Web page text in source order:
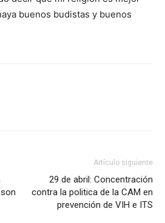
buenos budistas y buenos
Artículo siguiente
29 de abril: Concentración
contra la politica de la CAM en
prevención de VIH e ITS